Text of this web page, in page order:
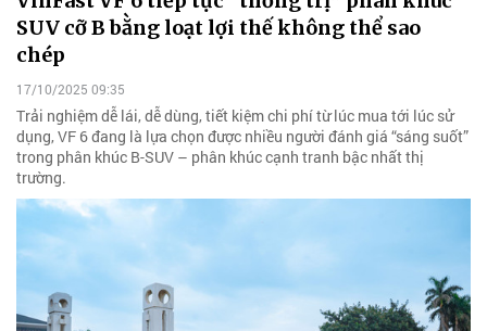
SUV cỡ B bằng loạt lợi thế không thể sao
chép
17/10/2025 09:35
Trải nghiệm dễ lái, dễ dùng, tiết kiệm chi phí từ lúc mua tới lúc sử
dụng, VF 6 đang là lựa chọn được nhiều người đánh giá “sáng suốt”
trong phân khúc B-SUV – phân khúc cạnh tranh bậc nhất thị
trường.